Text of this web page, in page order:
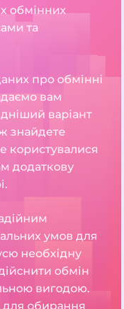
обмінних
та
про обмінні
вам
варіант
знайдете
користувалися
додаткову
умов для
необхідну
обмін
вигодою.
для обирання